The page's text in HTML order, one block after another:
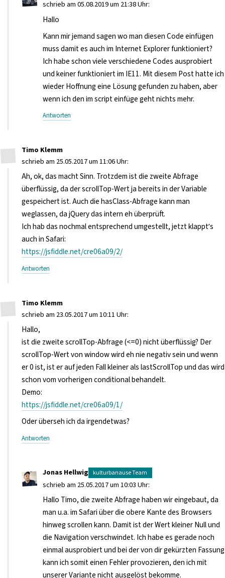
schrieb am 05.08.2019 um 21:38 Uhr:
Hallo
Kann mir jemand sagen wo man diesen Code einfügen
muss damit es auch im Internet Explorer funktioniert?
Ich habe schon viele verschiedene Codes ausprobiert
und keiner funktioniert im IE11. Mit diesem Post hatte ich
wieder Hoffnung eine Lösung gefunden zu haben, aber
wenn ich den im script einfüge geht nichts mehr.
Antworten
Timo Klemm
schrieb am 25.05.2017 um 11:06 Uhr:
Ah, ok, das macht Sinn. Trotzdem ist die zweite Abfrage
überflüssig, da der scrollTop-Wert ja bereits in der Variable
gespeichert ist. Auch die hasClass-Abfrage kann man
weglassen, da jQuery das intern eh überprüft.
Ich hab das nochmal entsprechend umgestellt, jetzt klappt’s
auch in Safari:
https://jsfiddle.net/cre06a09/2/
Antworten
Timo Klemm
schrieb am 23.05.2017 um 10:11 Uhr:
Hallo,
ist die zweite scrollTop-Abfrage (<=0) nicht überflüssig? Der
scrollTop-Wert von window wird eh nie negativ sein und wenn
er 0 ist, ist er auf jeden Fall kleiner als lastScrollTop und das wird
schon vom vorherigen conditional behandelt.
Demo:
https://jsfiddle.net/cre06a09/1/
Oder überseh ich da irgendetwas?
Antworten
Jonas Hellwig
schrieb am 25.05.2017 um 10:03 Uhr:
Hallo Timo, die zweite Abfrage haben wir eingebaut, da
man u.a. im Safari über die obere Kante des Browsers
hinweg scrollen kann. Damit ist der Wert kleiner Null und
die Navigation verschwindet. Ich habe es gerade noch
einmal ausprobiert und bei der von dir gekürzten Fassung
kann ich somit einen Fehler provozieren, den ich mit
unserer Variante nicht ausgelöst bekomme.